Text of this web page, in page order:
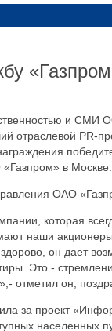
«Газпром
и СМИ
отраслевой PR-
в Москве.
ОАО
которая
наши
он дает
Это -
отметил он,
за проект
населенных